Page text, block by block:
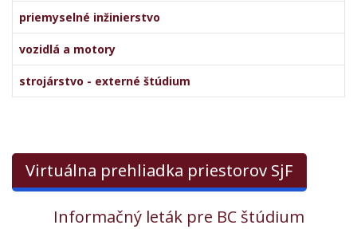
priemyselné inžinierstvo
vozidlá a motory
strojárstvo - externé štúdium
Virtuálna prehliadka priestorov SjF
Informačný leták pre BC štúdium